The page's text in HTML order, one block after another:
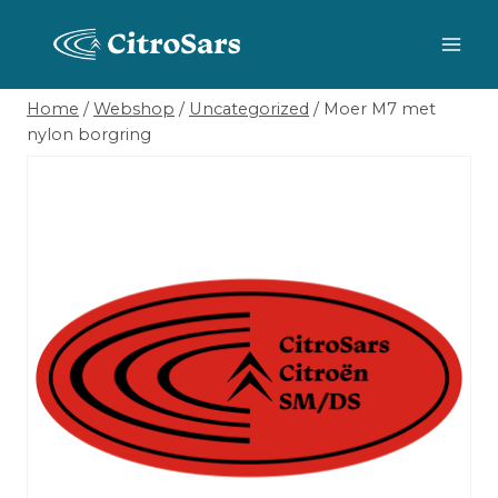
Home / Webshop / Uncategorized / Moer M7 met
nylon borgring